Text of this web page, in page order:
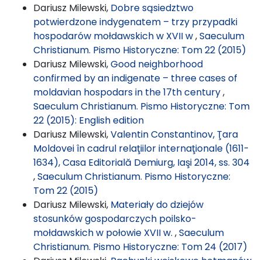
Dariusz Milewski, Dobre sąsiedztwo
potwierdzone indygenatem – trzy przypadki
hospodarów mołdawskich w XVII w,Saeculum
Christianum. Pismo Historyczne: Tom 22 (2015)
Dariusz Milewski,Good neighborhood
confirmed by an indigenate – three cases of
moldavian hospodars in the 17th century,
Saeculum Christianum. Pismo Historyczne: Tom
22 (2015): English edition
Dariusz Milewski,Valentin Constantinov, Ţara
Moldovei în cadrul relaţiilor internaţionale (1611-
1634), Casa Editorială Demiurg, Iaşi 2014, ss. 304
,Saeculum Christianum. Pismo Historyczne:
Tom 22 (2015)
Dariusz Milewski, Materiały do dziejów
stosunków gospodarczych poilsko-
mołdawskich w połowie XVII w. ,Saeculum
Christianum. Pismo Historyczne: Tom 24 (2017)